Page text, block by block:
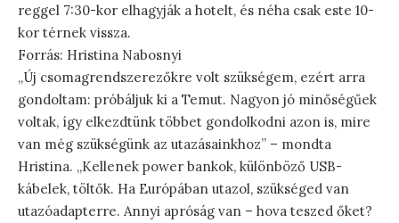
reggel 7:30-kor elhagyják a hotelt, és néha csak este 10-
kor térnek vissza.
Forrás: Hristina Nabosnyi
„Új csomagrendszerezőkre volt szükségem, ezért arra
gondoltam: próbáljuk ki a Temut. Nagyon jó minőségűek
voltak, így elkezdtünk többet gondolkodni azon is, mire
van még szükségünk az utazásainkhoz” – mondta
Hristina. „Kellenek power bankok, különböző USB-
kábelek, töltők. Ha Európában utazol, szükséged van
utazóadapterre. Annyi apróság van – hova teszed őket?